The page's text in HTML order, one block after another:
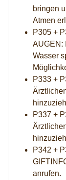
bringen
Atmen
P305 +
AUGEN:
Wasser
P333 +
P337 +
P342 +
anrufen.